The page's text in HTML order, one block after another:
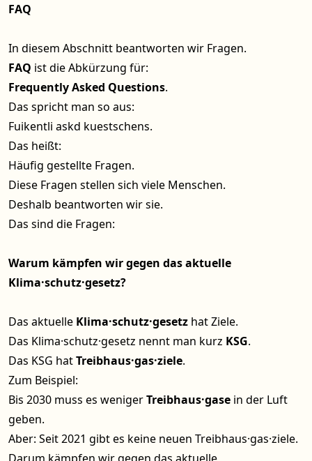
FAQ
In diesem Abschnitt beantworten wir Fragen.
FAQ ist die Abkürzung für:
Frequently Asked Questions.
Das spricht man so aus:
Fuikentli askd kuestschens.
Das heißt:
Häufig gestellte Fragen.
Diese Fragen stellen sich viele Menschen.
Deshalb beantworten wir sie.
Das sind die Fragen:
Warum kämpfen wir gegen das aktuelle
Klima·schutz·gesetz?
Das aktuelle Klima·schutz·gesetzhat Ziele.
Das Klima·schutz·gesetz nennt man kurz KSG.
Das KSG hatTreibhaus·gas·ziele.
Zum Beispiel:
Bis 2030 muss es wenigerTreibhaus·gasein der Luft
geben.
Aber: Seit 2021 gibt es keine neuen Treibhaus·gas·ziele.
Darum kämpfen wir gegen das aktuelle